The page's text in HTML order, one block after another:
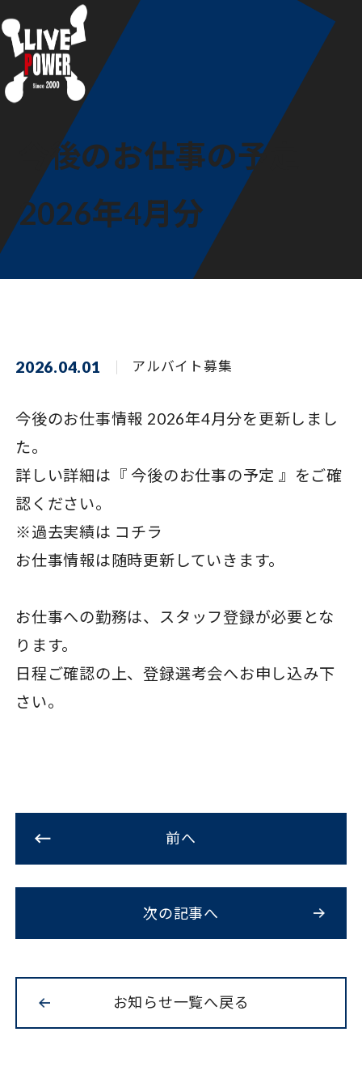
今後のお仕事の予定
2026年4月分
2026.04.01 アルバイト募集
今後のお仕事情報 2026年4月分を更新しまし
た。
詳しい詳細は『 今後のお仕事の予定 』をご確
認ください。
※過去実績は コチラ
お仕事情報は随時更新していきます。
お仕事への勤務は、スタッフ登録が必要とな
ります。
日程ご確認の上、登録選考会へお申し込み下
さい。
お知らせ一覧へ戻る
前へ
次の記事へ